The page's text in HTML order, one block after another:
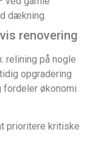
dækning.
renovering
relining på nogle
opgradering
fordeler økonomi
prioritere kritiske